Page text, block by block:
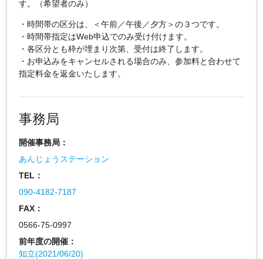
す。（希望者のみ）
・時間帯の区分は、＜午前／午後／夕方＞の３つです。
・時間帯指定はWeb申込でのみ受け付けます。
・各区分とも枠が埋まり次第、受付は終了します。
・お申込みをキャンセルされる場合のみ、参加料と合わせて
指定料金を返金いたします。
事務局
開催事務局：
あんじょうステーション
TEL：
090-4182-7187
FAX：
0566-75-0997
前年度の開催：
知立(2021/06/20)